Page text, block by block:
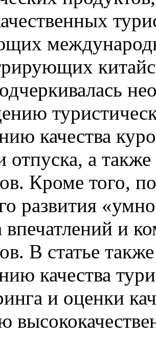
качества
отпуска, а
Кроме того,
развития
впечатлений и
В статье
качества
и оценки